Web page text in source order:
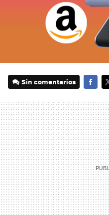
Sin comentarios